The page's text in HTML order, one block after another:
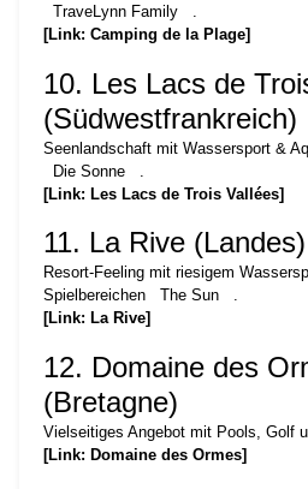
TraveLynn Family
.
[Link: Camping de la Plage]
10. Les Lacs de
(Südwestfrankreich)
Seenlandschaft mit Wassersport &
Die Sonne
[Link: Les Lacs de Trois Vallées]
11. La Rive (Landes)
Resort-Feeling mit riesigem
Spielbereichen
The Sun
.
[Link: La Rive]
12. Domaine des
(Bretagne)
Vielseitiges Angebot mit Pools, Golf
[Link: Domaine des Ormes]